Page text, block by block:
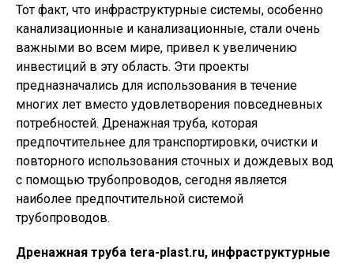
Тот факт, что инфраструктурные системы, особенно
канализационные и канализационные, стали очень
важными во всем мире, привел к увеличению
инвестиций в эту область. Эти проекты
предназначались для использования в течение
многих лет вместо удовлетворения повседневных
потребностей. Дренажная труба, которая
предпочтительнее для транспортировки, очистки и
повторного использования сточных и дождевых вод
с помощью трубопроводов, сегодня является
наиболее предпочтительной системой
трубопроводов.
Дренажная труба tera-plast.ru, инфраструктурные